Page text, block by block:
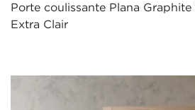
Porte coulissante Plana Graphite
Extra Clair